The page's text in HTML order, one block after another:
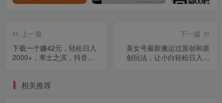
上一篇
下载一个赚42元，轻松日入
2000+，率土之滨，抖音升
下一篇
美女号最新搬运过原创和原
创玩法，让小白轻松日入上
相关推荐